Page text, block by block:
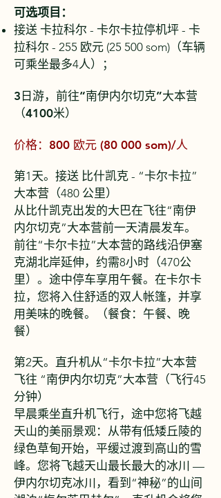
可选项目：
接送 卡拉科尔 - 卡尔卡拉停机坪 - 卡
拉科尔 - 255 欧元 (25 500 som)（车辆
可乘坐最多4人）；
3日游，前往“南伊内尔切克”大本营
（4100米）
价格：800 欧元 (80 000 som)/人
第1天。接送 比什凯克 - “卡尔卡拉”
大本营（480 公里）
从比什凯克出发的大巴在飞往“南伊
内尔切克”大本营前一天清晨发车。
前往“卡尔卡拉”大本营的路线沿伊塞
克湖北岸延伸，约需8小时（470公
里）。途中停车享用午餐。在卡尔卡
拉，您将入住舒适的双人帐篷，并享
用美味的晚餐。（餐食：午餐、晚
餐）
第2天。直升机从“卡尔卡拉”大本营
飞往 “南伊内尔切克”大本营（飞行45
分钟）
早晨乘坐直升机飞行，途中您将飞越
天山的美丽景观：从带有低矮丘陵的
绿色草甸开始，平缓过渡到高山的雪
峰。您将飞越天山最长最大的冰川 —
伊内尔切克冰川，看到“神秘”的山间